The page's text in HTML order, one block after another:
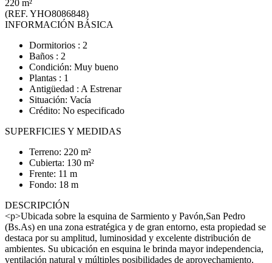
220 m²
(REF. YHO8086848)
INFORMACIÓN BÁSICA
Dormitorios : 2
Baños : 2
Condición: Muy bueno
Plantas : 1
Antigüedad : A Estrenar
Situación: Vacía
Crédito: No especificado
SUPERFICIES Y MEDIDAS
Terreno: 220 m²
Cubierta: 130 m²
Frente: 11 m
Fondo: 18 m
DESCRIPCIÓN
<p>Ubicada sobre la esquina de Sarmiento y Pavón,San Pedro
(Bs.As) en una zona estratégica y de gran entorno, esta propiedad se
destaca por su amplitud, luminosidad y excelente distribución de
ambientes. Su ubicación en esquina le brinda mayor independencia,
ventilación natural y múltiples posibilidades de aprovechamiento.